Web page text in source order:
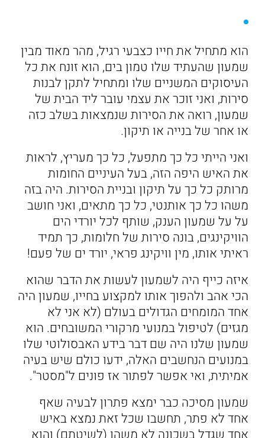
הוא מתחיל את חייו כצבעי רגיל, מהר מאוד מבין
שמעון שהעתיד שלו טמון בים, הוא זונח את כל
העיסוקים המשניים שלו ומתחיל לתקן לבנות
סירות, ואני זוכר את עצמי עובר ליד הבית של
שמעון, רואה את הסירות שנמצאות בשלב כזה
או אחר של בנייה או תיקון.
ואני הייתי כל כך מתפעל, כל כך מעריץ, לראות
את האיש היפה הזה, בעל העיניים החומות
מרותק כל כך על תיקון ובניית הסירות. היה בזה
משהו כל כך אותנטי, כל כך מתאים, ואני חושב
על על שמעון הענק, שותף לכל יורדי הים
הוויקינגים, בונה סירות של חלומות, כך תמיד
ראיתי אותו, מין וויקינג פראי, יורד ים של פעם!
איזה כייף היה לשמעון לעשות את הדבר שהוא
הכי אהב ולהפוך אותו למקצוע בחייו, שמעון היה
אחד המומחים הגדולים בעולם (לא אני לא
מגזים) לטיפול במנועי מרקורי המשובחים. הוא
שמעון שלנו היה שם דבר בידע האבסולוטי שלו
במנועים הנחשבים האלה, ידעו כולם שיש בעיה
אמיתית, ואי אפשר לפתור אז פונים ל"מסטר".
שמעון מסיכה כבר ימצא פתרון לבעיה שאף
אחד לא פתר, תחשבו שכל זאת נמצא באיש